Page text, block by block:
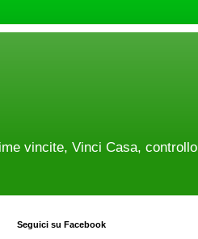
vincite, Vinci Casa, controllo
Seguici su Facebook